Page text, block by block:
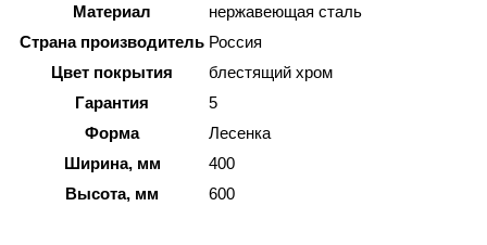
Материал
нержавеющая сталь
Страна производитель Россия
Цвет покрытия
блестящий хром
Гарантия
5
Форма
Лесенка
Ширина, мм
400
Высота, мм
600